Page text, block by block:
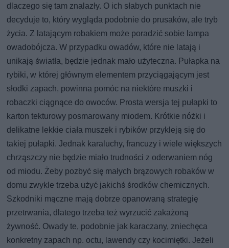
dlaczego się tam znalazły. O ich słabych punktach nie
decyduje to, który wygląda podobnie do prusaków, ale tryb
życia. Z latającym robakiem może poradzić sobie lampa
owadobójcza. W przypadku owadów, które nie latają i
unikają światła, będzie jednak mało użyteczna. Pułapka na
rybiki, w której głównym elementem przyciągającym jest
słodki zapach, powinna pomóc na niektóre muszki i
robaczki ciągnące do owoców. Prosta wersja tej pułapki to
karton tekturowy posmarowany miodem. Krótkie nóżki i
delikatne lekkie ciała muszek i rybików przykleją się do
takiej pułapki. Jednak karaluchy, francuzy i wiele większych
chrząszczy nie będzie miało trudności z oderwaniem nóg
od miodu. Żeby pozbyć się małych brązowych robaków w
domu zwykle trzeba użyć jakichś środków chemicznych.
Szkodniki mączne mają dobrze opanowaną strategię
przetrwania, dlatego trzeba też wyrzucić zakażoną
żywność. Owady te, podobnie jak karaczany, zniechęca
konkretny zapach np. octu, lawendy czy kocimiętki. Jeżeli